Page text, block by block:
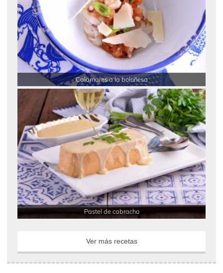
Calamares a la boloñesa
Pastel de cabracho
Ver más recetas